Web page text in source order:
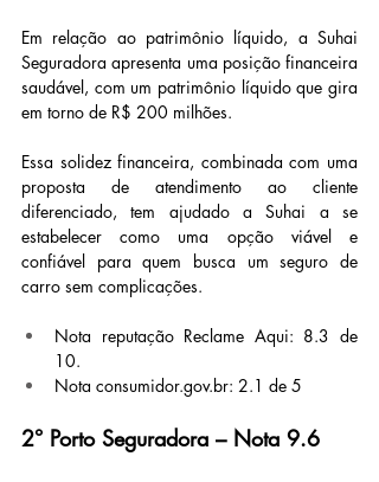
Em relação ao patrimônio líquido, a Suhai
Seguradora apresenta uma posição financeira
saudável, com um patrimônio líquido que gira
em torno de R$ 200 milhões.
Essa solidez financeira, combinada com uma
proposta de atendimento ao cliente
diferenciado, tem ajudado a Suhai a se
estabelecer como uma opção viável e
confiável para quem busca um seguro de
carro sem complicações.
Nota reputação Reclame Aqui: 8.3 de
10.
Nota consumidor.gov.br: 2.1 de 5
2° Porto Seguradora – Nota 9.6